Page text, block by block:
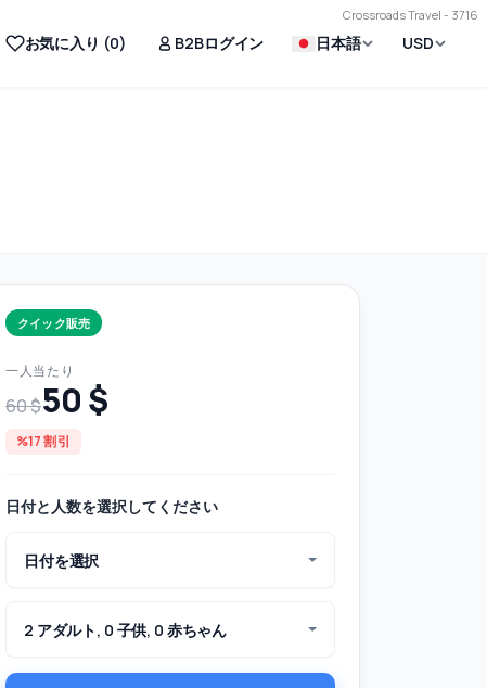
Crossroads Travel - 3716
お気に入り (0) B2Bログイン 日本語 USD
クイック販売
一人当たり
60 $50 $
%17 割引
日付と人数を選択してください
日付を選択
2 アダルト, 0 子供, 0 赤ちゃん